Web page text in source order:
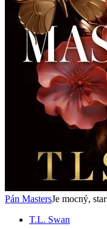
Pán MastersJe mocný,
T.L. Swan